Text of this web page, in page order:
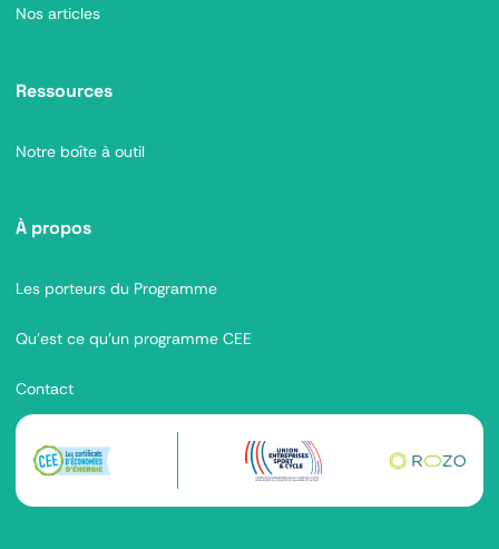
Nos articles
Ressources
Notre boîte à outil
À propos
Les porteurs du Programme
Qu’est ce qu’un programme CEE
Contact